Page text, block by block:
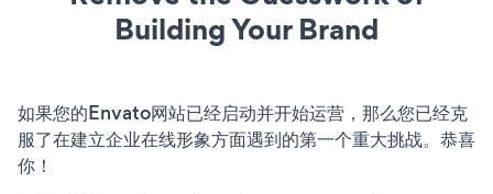
Building Your Brand
如果您的Envato网站已经启动并开始运营，那么您已经克
服了在建立企业在线形象方面遇到的第一个重大挑战。恭喜
你！